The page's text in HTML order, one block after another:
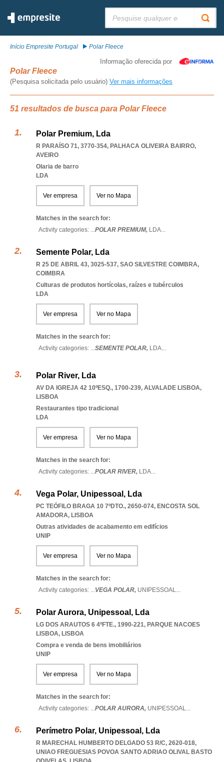
Início Empresite Portugal Polar Fleece
Informação oferecida por
Polar Fleece
(Pesquisa solicitada pelo usuário) Ver mais informações
51 resultados de busca para Polar Fleece
Polar Premium, Lda
R PARAÍSO 71, 3770-354, PALHACA OLIVEIRA BAIRRO,
AVEIRO
Olaria de barro
LDA
Ver empresa Ver no Mapa
Matches in the search for:
Activity categories: ...POLAR PREMIUM, LDA...
Semente Polar, Lda
R 25 DE ABRIL 43, 3025-537, SAO SILVESTRE COIMBRA,
COIMBRA
Culturas de produtos hortícolas, raízes e tubérculos
LDA
Ver empresa Ver no Mapa
Matches in the search for:
Activity categories: ...SEMENTE POLAR, LDA...
Polar River, Lda
AV DA IGREJA 42 10ºESQ., 1700-239, ALVALADE LISBOA,
LISBOA
Restaurantes tipo tradicional
LDA
Ver empresa Ver no Mapa
Matches in the search for:
Activity categories: ...POLAR RIVER, LDA...
Vega Polar, Unipessoal, Lda
PC TEÓFILO BRAGA 10 7ºDTO., 2650-074, ENCOSTA SOL
AMADORA, LISBOA
Outras atividades de acabamento em edifícios
UNIP
Ver empresa Ver no Mapa
Matches in the search for:
Activity categories: ...VEGA POLAR, UNIPESSOAL...
Polar Aurora, Unipessoal, Lda
LG DOS ARAUTOS 6 4ºFTE., 1990-221, PARQUE NACOES
LISBOA, LISBOA
Compra e venda de bens imobiliários
UNIP
Ver empresa Ver no Mapa
Matches in the search for:
Activity categories: ...POLAR AURORA, UNIPESSOAL...
Perímetro Polar, Unipessoal, Lda
R MARECHAL HUMBERTO DELGADO 53 R/C, 2620-018,
UNIAO FREGUESIAS POVOA SANTO ADRIAO OLIVAL BASTO